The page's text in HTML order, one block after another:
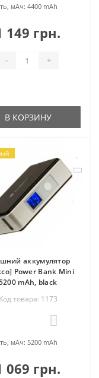
мАч: 4400 mAh
149 грн.
- +
В КОРЗИНУ
аккумулятор
Power Bank Mini
mAh, black
Код товара: 1173
мАч: 5200 mAh
069 грн.